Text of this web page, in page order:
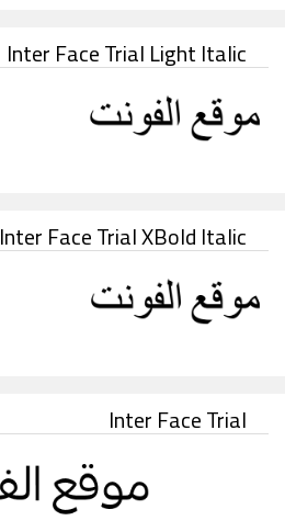
Inter Face Trial Light Italic
Inter Face Trial XBold Italic
Inter Face Trial